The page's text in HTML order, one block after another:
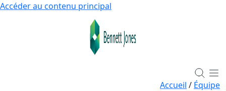
Accéder au contenu principal
Accueil / Équipe